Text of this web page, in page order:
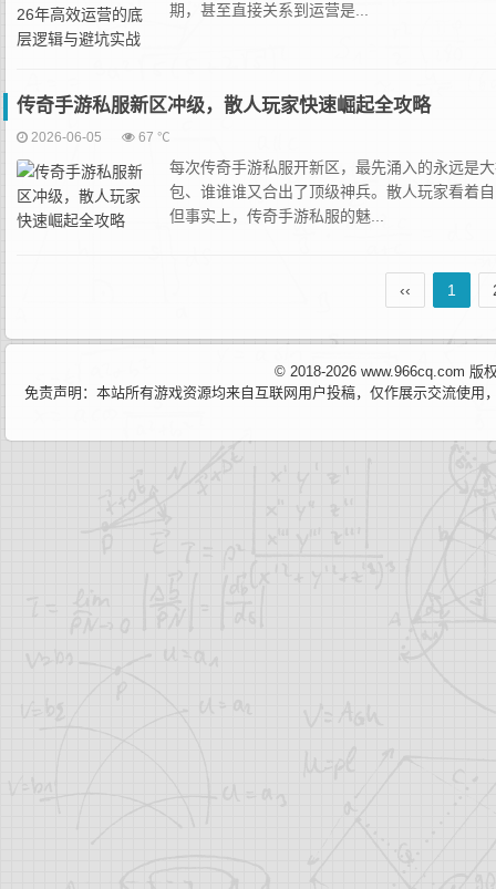
期，甚至直接关系到运营是...
传奇手游私服新区冲级，散人玩家快速崛起全攻略
2026-06-05 67 ℃
每次传奇手游私服开新区，最先涌入的永远是
包、谁谁谁又合出了顶级神兵。散人玩家看着
但事实上，传奇手游私服的魅...
‹‹ 1
© 2018-2026 www.966cq.com 版
免责声明：本站所有游戏资源均来自互联网用户投稿，仅作展示交流使